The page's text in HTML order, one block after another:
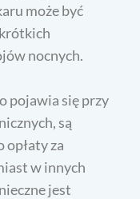
może być
nocnych.
pojawia się przy
są
opłaty za
w innych
jest